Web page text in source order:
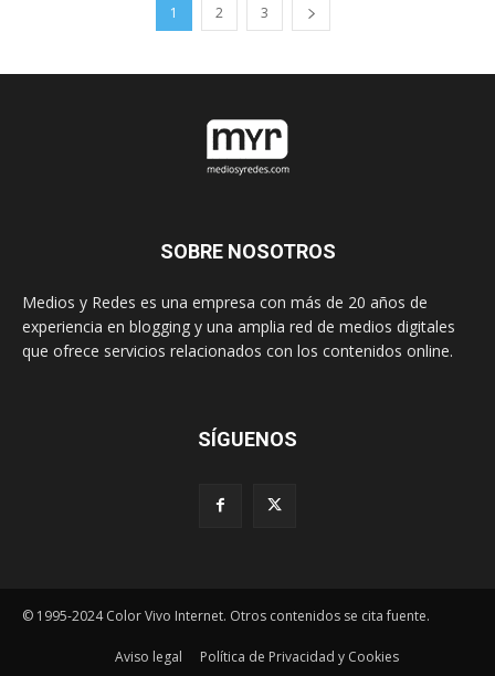
1 2 3
SOBRE NOSOTROS
Medios y Redes es una empresa con más de 20 años de
experiencia en blogging y una amplia red de medios digitales
que ofrece servicios relacionados con los contenidos online.
SÍGUENOS
© 1995-2024 Color Vivo Internet. Otros contenidos se cita fuente.
Aviso legal Política de Privacidad y Cookies